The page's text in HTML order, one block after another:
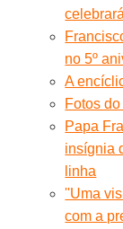
no 5º
A
Fotos
Papa
insígnia
linha
''Uma
com a